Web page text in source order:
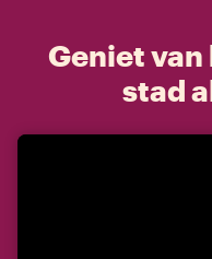
Geniet van
stad